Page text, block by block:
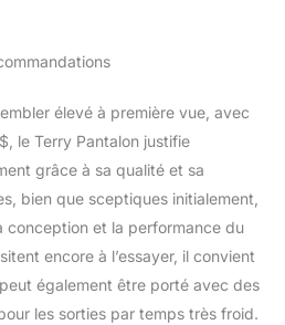
élevé à première vue, avec
le Terry Pantalon justifie
grâce à sa qualité et sa
bien que sceptiques initialement,
conception et la performance du
encore à l’essayer, il convient
également être porté avec des
les sorties par temps très froid.